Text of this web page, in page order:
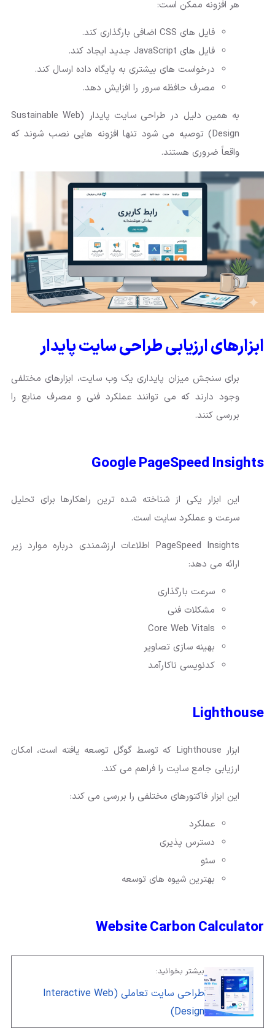
هر افزونه ممکن است:
فایل های CSS اضافی بارگذاری کند.
فایل های JavaScript جدید ایجاد کند.
درخواست های بیشتری به پایگاه داده ارسال کند.
مصرف حافظه سرور را افزایش دهد.
به همین دلیل در طراحی سایت پایدار (Sustainable Web
Design) توصیه می شود تنها افزونه هایی نصب شوند که
واقعاً ضروری هستند.
ابزارهای ارزیابی طراحی سایت پایدار
برای سنجش میزان پایداری یک وب سایت، ابزارهای مختلفی
وجود دارند که می توانند عملکرد فنی و مصرف منابع را
بررسی کنند.
Google PageSpeed Insights
این ابزار یکی از شناخته شده ترین راهکارها برای تحلیل
سرعت و عملکرد سایت است.
PageSpeed Insights اطلاعات ارزشمندی درباره موارد زیر
ارائه می دهد:
سرعت بارگذاری
مشکلات فنی
Core Web Vitals
بهینه سازی تصاویر
کدنویسی ناکارآمد
Lighthouse
ابزار Lighthouse که توسط گوگل توسعه یافته است، امکان
ارزیابی جامع سایت را فراهم می کند.
این ابزار فاکتورهای مختلفی را بررسی می کند:
عملکرد
دسترس پذیری
سئو
بهترین شیوه های توسعه
Website Carbon Calculator
بیشتر بخوانید:
طراحی سایت تعاملی (Interactive Web
Design)